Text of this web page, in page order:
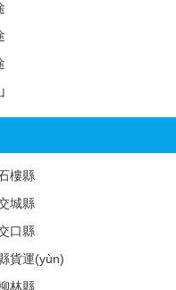
樓縣
城縣
口縣
貨運(yùn)
林縣